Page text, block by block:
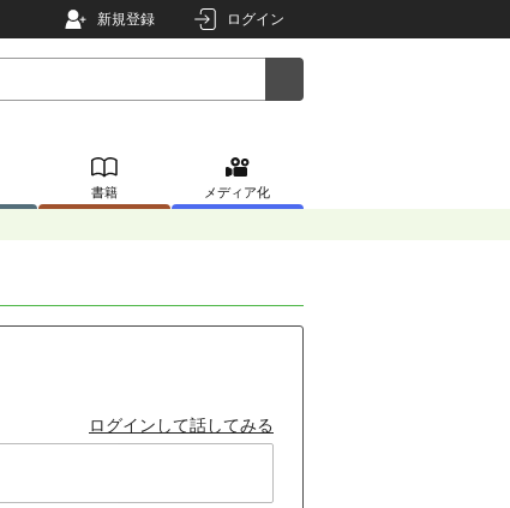
新規登録 ログイン
書籍 メディア化
ログインして話してみる